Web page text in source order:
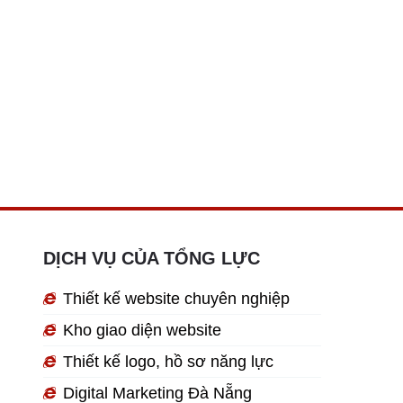
DỊCH VỤ CỦA TỔNG LỰC
Thiết kế website chuyên nghiệp
Kho giao diện website
Thiết kế logo, hồ sơ năng lực
Digital Marketing Đà Nẵng